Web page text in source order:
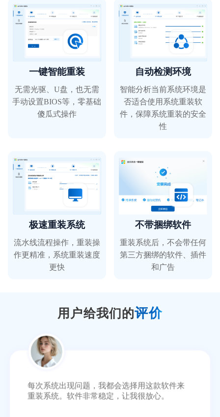
一键智能重装
无需光驱、U盘，也无需
手动设置BIOS等，零基础
傻瓜式操作
自动检测环境
智能分析当前系统环境是
否适合使用系统重装软
件，保障系统重装的安全
性
极速重装系统
流水线流程操作，重装操
作更精准，系统重装速度
更快
不带捆绑软件
重装系统后，不会带任何
第三方捆绑的软件、插件
和广告
用户给我们的评价
工程师
这款重装系统软件真是我用过的最好的一款。
转换的速度非常快，强烈推荐~
每次系统出现问题，我都会选择用这款软件来
重装系统。软件非常稳定，让我很放心。